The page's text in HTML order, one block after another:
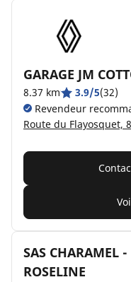
GARAGE JM
8.37 km 3.9/5(32)
Revendeur
Route du Flayosquet,
SAS CHARAMEL -
ROSELINE